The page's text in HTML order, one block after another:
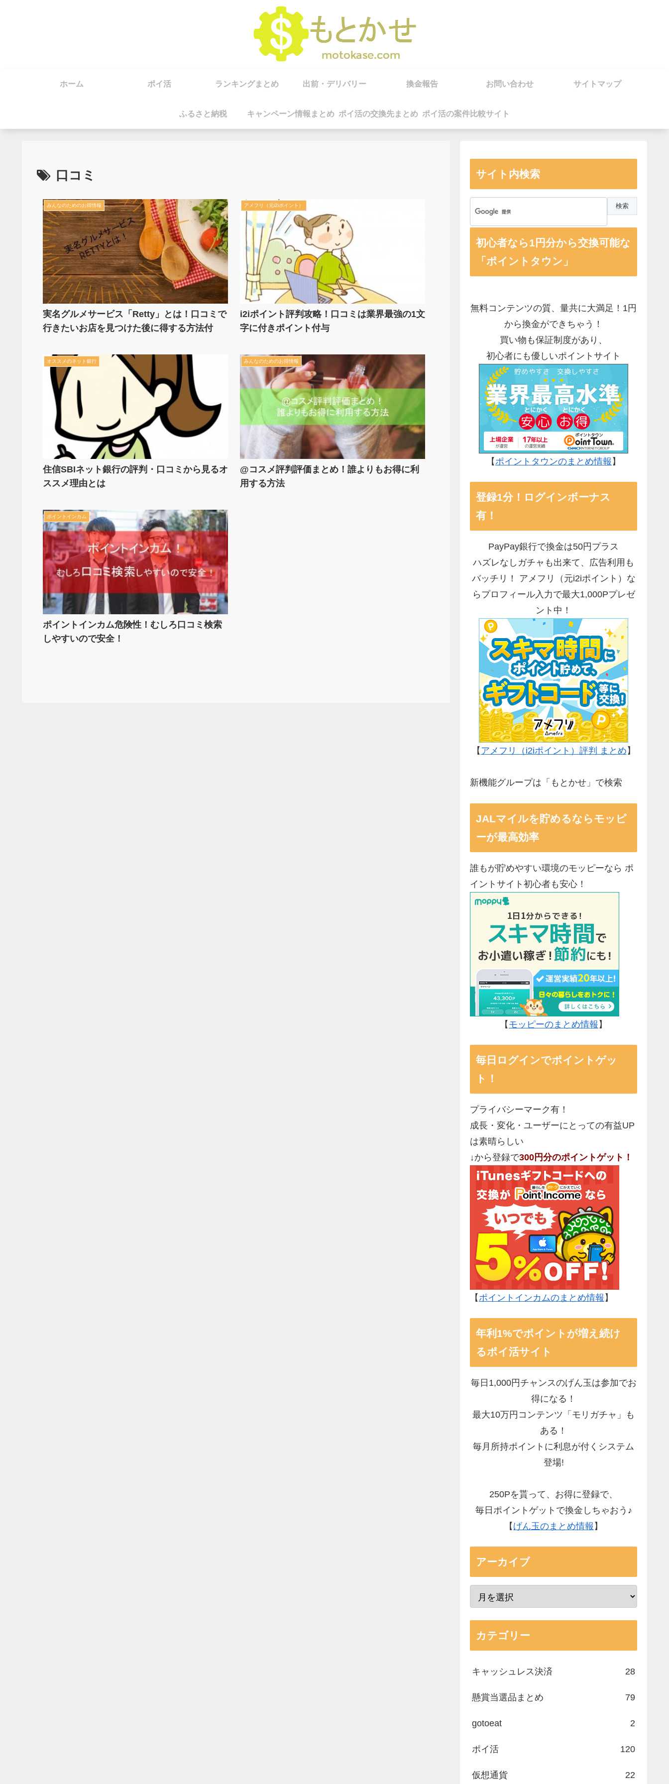
ホーム ポイ活 ランキングまとめ 出前・デリバリー 換金報告 お問い合わせ サイトマップ
ふるさと納税 キャンペーン情報まとめ ポイ活の交換先まとめ ポイ活の案件比較サイト
口コミ
みんなのためのお得情報
実名グルメサービス「Retty」とは！口コミで
行きたいお店を見つけた後に得する方法付
アメフリ（元i2iポイント）
i2iポイント評判攻略！口コミは業界最強の1文
字に付きポイント付与
オススメのネット銀行
住信SBIネット銀行の評判・口コミから見るオ
ススメ理由とは
みんなのためのお得情報
@コスメ評判評価まとめ！誰よりもお得に利
用する方法
ポイントインカム
ポイントインカム危険性！むしろ口コミ検索
しやすいので安全！
サイト内検索
初心者なら1円分から交換可能な
「ポイントタウン」
無料コンテンツの質、量共に大満足！1円
から換金ができちゃう！
買い物も保証制度があり、
初心者にも優しいポイントサイト
【ポイントタウンのまとめ情報 】
登録1分！ログインボーナス
有！
PayPay銀行で換金は50円プラス
ハズレなしガチャも出来て、広告利用も
バッチリ！ アメフリ（元i2iポイント）な
らプロフィール入力で最大1,000Pプレゼ
ント中！
【 アメフリ（i2iポイント）評判 まとめ 】
新機能グループは「もとかせ」で検索
JALマイルを貯めるならモッピ
ーが最高効率
誰もが貯めやすい環境のモッピーなら ポ
イントサイト初心者も安心！
【 モッピーのまとめ情報 】
毎日ログインでポイントゲッ
ト！
プライバシーマーク有！
成長・変化・ユーザーにとっての有益UP
は素晴らしい
↓から登録で300円分のポイントゲット！
【 ポイントインカムのまとめ情報 】
年利1%でポイントが増え続け
るポイ活サイト
毎日1,000円チャンスのげん玉は参加でお
得になる！
最大10万円コンテンツ「モリガチャ」も
ある！
毎月所持ポイントに利息が付くシステム
登場!
250Pを貰って、お得に登録で、
毎日ポイントゲットで換金しちゃおう♪
【 げん玉のまとめ情報 】
アーカイブ
カテゴリー
キャッシュレス決済 28
懸賞当選品まとめ 79
gotoeat 2
ポイ活 120
仮想通貨 22